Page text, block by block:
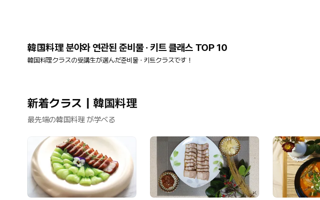
韓国料理 분야와 연관된 준비물 · 키트 클래스 TOP 10
韓国料理クラスの受講生が選んだ준비물 · 키트クラスです！
新着クラス｜韓国料理
最先端の韓国料理 が学べる